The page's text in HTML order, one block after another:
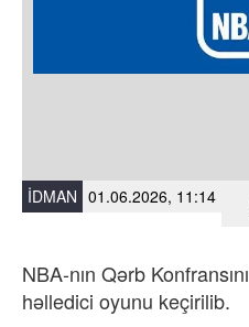
İDMAN 01.06.2026, 11:14
NBA-nın Qərb
həlledici oyunu keçirilib.